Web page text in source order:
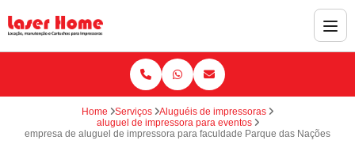
Home Serviços
Aluguéis de impressoras
aluguel de impressora para eventos
empresa de aluguel de impressora para faculdade Parque das Nações